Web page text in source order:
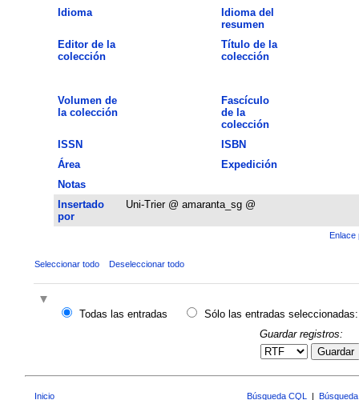
Idioma
Idioma del
resumen
Editor de la
colección
Título de la
colección
Volumen de
la colección
Fascículo
de la
colección
ISSN
ISBN
Área
Expedición
Notas
Insertado
por
Uni-Trier @ amaranta_sg @
Enlace
Seleccionar todo Deseleccionar todo
Todas las entradas
Sólo las entradas seleccionadas:
Guardar registros:
Guardar
Inicio Búsqueda CQL